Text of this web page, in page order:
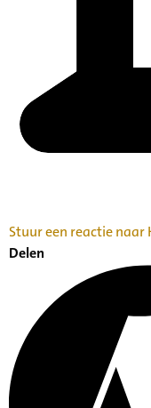
Stuur een reactie
Delen